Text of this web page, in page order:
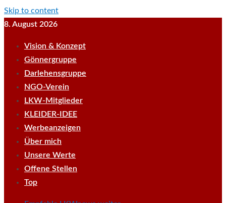
Skip to content
8. August 2026
Vision & Konzept
Gönnergruppe
Darlehensgruppe
NGO-Verein
LKW-Mitglieder
KLEIDER-IDEE
Werbeanzeigen
Über mich
Unsere Werte
Offene Stellen
Top